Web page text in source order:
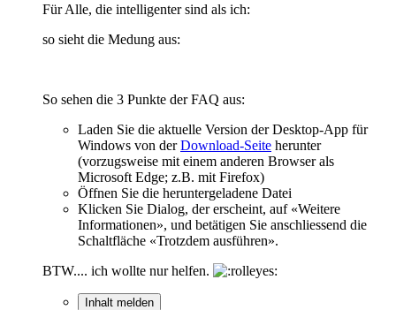
Für Alle, die intelligenter sind als ich:
so sieht die Medung aus:
So sehen die 3 Punkte der FAQ aus:
Laden Sie die aktuelle Version der Desktop-App für
Windows von derDownload-Seite herunter
(vorzugsweise mit einem anderen Browser als
Microsoft Edge; z.B. mit Firefox)
Öffnen Sie die heruntergeladene Datei
Klicken Sie Dialog, der erscheint, auf «Weitere
Informationen», und betätigen Sie anschliessend die
Schaltfläche «Trotzdem ausführen».
BTW.... ich wollte nur helfen.
Inhalt melden